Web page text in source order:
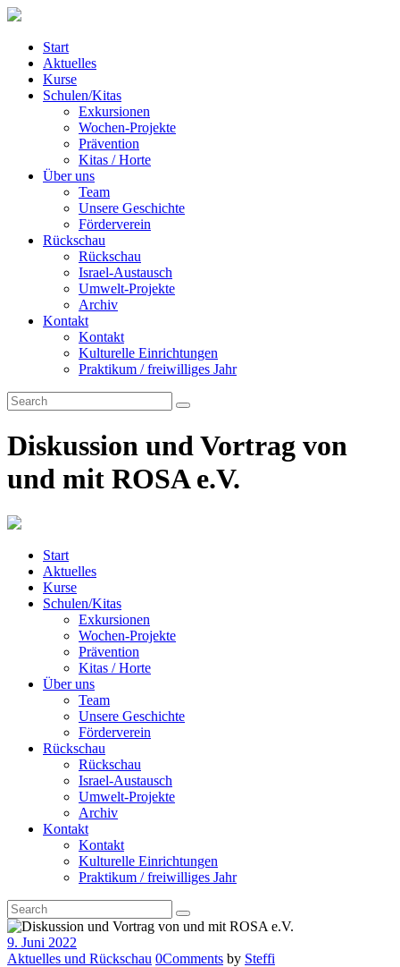
Start
Aktuelles
Kurse
Schulen/Kitas
Exkursionen
Wochen-Projekte
Prävention
Kitas / Horte
Über uns
Team
Unsere Geschichte
Förderverein
Rückschau
Rückschau
Israel-Austausch
Umwelt-Projekte
Archiv
Kontakt
Kontakt
Kulturelle Einrichtungen
Praktikum / freiwilliges Jahr
Diskussion und Vortrag von
und mit ROSA e.V.
Start
Aktuelles
Kurse
Schulen/Kitas
Exkursionen
Wochen-Projekte
Prävention
Kitas / Horte
Über uns
Team
Unsere Geschichte
Förderverein
Rückschau
Rückschau
Israel-Austausch
Umwelt-Projekte
Archiv
Kontakt
Kontakt
Kulturelle Einrichtungen
Praktikum / freiwilliges Jahr
9. Juni 2022
Aktuelles und Rückschau 0Comments by Steffi